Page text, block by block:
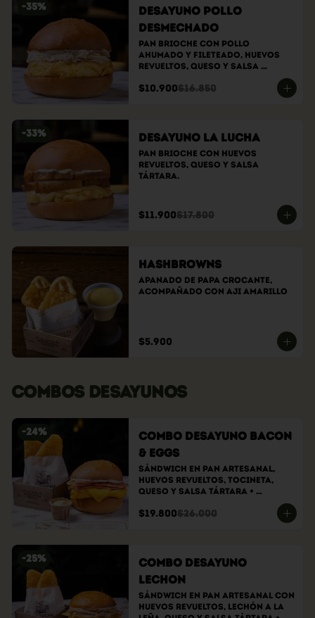
-35%
Desayuno Pollo
Desmechado
Pan brioche con pollo
ahumado y fileteado, huevos
revueltos, queso y salsa
$10.900$16.850
-33% Desayuno la lucha
Pan brioche con huevos
revueltos, queso y salsa
tártara.
$11.900$17.800
Hashbrowns
Apanado de papa crocante,
acompañado con aji amarillo
$5.900
COMBOS DESAYUNOS
-24%
Combo Desayuno Bacon
& Eggs
Sándwich En Pan Artesanal,
Huevos Revueltos, Tocineta,
Queso Y Salsa Tártara +
$19.800$26.000
-25%
Combo Desayuno
Lechon
Sándwich En Pan Artesanal Con
Huevos Revueltos, Lechón A La